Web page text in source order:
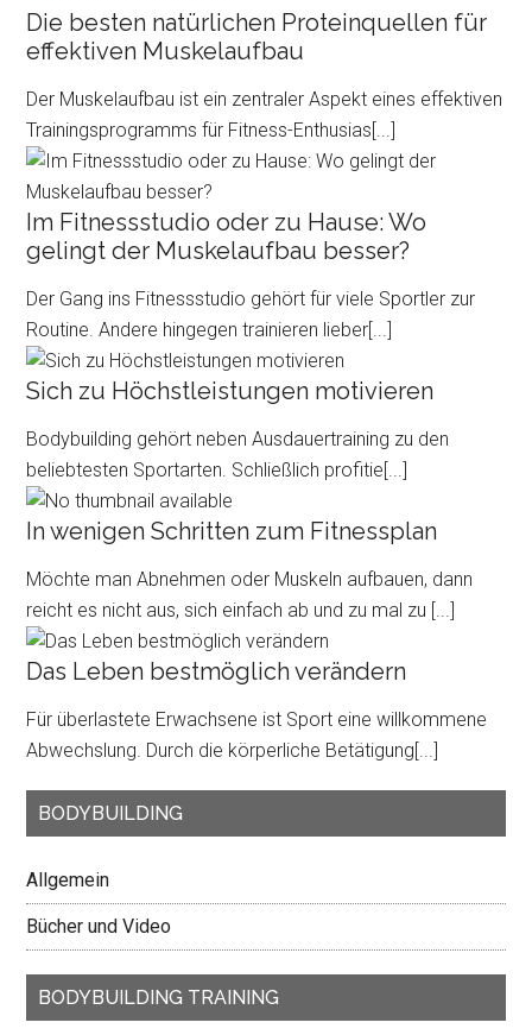
Die besten natürlichen Proteinquellen für
effektiven Muskelaufbau
Der Muskelaufbau ist ein zentraler Aspekt eines effektiven
Trainingsprogramms für Fitness-Enthusias[...]
Im Fitnessstudio oder zu Hause: Wo
gelingt der Muskelaufbau besser?
Der Gang ins Fitnessstudio gehört für viele Sportler zur
Routine. Andere hingegen trainieren lieber[...]
Sich zu Höchstleistungen motivieren
Bodybuilding gehört neben Ausdauertraining zu den
beliebtesten Sportarten. Schließlich profitie[...]
In wenigen Schritten zum Fitnessplan
Möchte man Abnehmen oder Muskeln aufbauen, dann
reicht es nicht aus, sich einfach ab und zu mal zu [...]
Das Leben bestmöglich verändern
Für überlastete Erwachsene ist Sport eine willkommene
Abwechslung. Durch die körperliche Betätigung[...]
BODYBUILDING
Allgemein
Bücher und Video
BODYBUILDING TRAINING